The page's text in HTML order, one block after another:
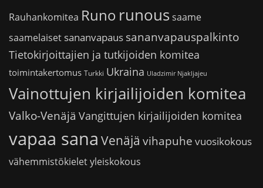
Rauhankomitea Runo runoussaame
saamelaiset sananvapaus sananvapauspalkinto
Tietokirjoittajien ja tutkijoiden komitea
toimintakertomus Turkki Ukraina Uladzimir Njakljajeu
Vainottujen kirjailijoiden komitea
Valko-Venäjä Vangittujen kirjailijoiden komitea
vapaa sana Venäjä vihapuhe vuosikokous
vähemmistökieletyleiskokous